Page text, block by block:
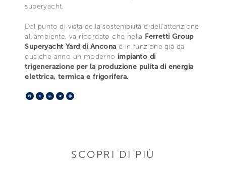
superyacht.
Dal punto di vista della sostenibilità e dell’attenzione
all’ambiente, va ricordato che nella Ferretti Group
Superyacht Yard di Ancona è in funzione già da
qualche anno un moderno impianto di
trigenerazione per la produzione pulita di energia
elettrica, termica e frigorifera.
Facebook
X LinkedIn
Telegram
SCOPRI DI PIÙ